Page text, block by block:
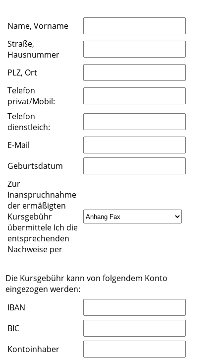
Name, Vorname
Straße,
Hausnummer
PLZ, Ort
Telefon
privat/Mobil:
Telefon
dienstleich:
E-Mail
Geburtsdatum
Zur
Inanspruchnahme
der ermäßigten
Kursgebühr
übermittele Ich die
entsprechenden
Nachweise per
Die Kursgebühr kann von folgendem Konto
eingezogen werden:
IBAN
BIC
Kontoinhaber